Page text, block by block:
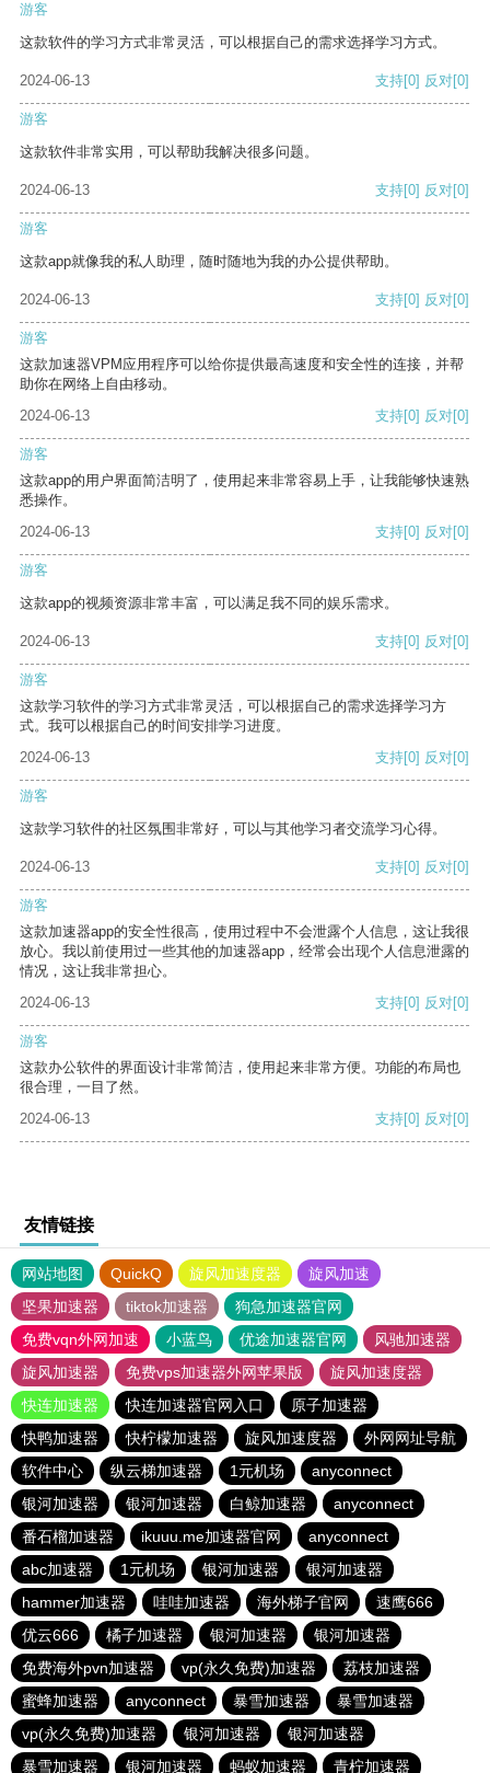
游客
这款软件的学习方式非常灵活，可以根据自己的需求选择学习方式。
2024-06-13 支持[0] 反对[0]
游客
这款软件非常实用，可以帮助我解决很多问题。
2024-06-13 支持[0] 反对[0]
游客
这款app就像我的私人助理，随时随地为我的办公提供帮助。
2024-06-13 支持[0] 反对[0]
游客
这款加速器VPM应用程序可以给你提供最高速度和安全性的连接，并帮
助你在网络上自由移动。
2024-06-13
支持[0] 反对[0]
游客
这款app的用户界面简洁明了，使用起来非常容易上手，让我能够快速熟
悉操作。
2024-06-13
支持[0] 反对[0]
游客
这款app的视频资源非常丰富，可以满足我不同的娱乐需求。
2024-06-13 支持[0] 反对[0]
游客
这款学习软件的学习方式非常灵活，可以根据自己的需求选择学习方
式。我可以根据自己的时间安排学习进度。
2024-06-13
支持[0] 反对[0]
游客
这款学习软件的社区氛围非常好，可以与其他学习者交流学习心得。
2024-06-13 支持[0] 反对[0]
游客
这款加速器app的安全性很高，使用过程中不会泄露个人信息，这让我很
放心。我以前使用过一些其他的加速器app，经常会出现个人信息泄露的
情况，这让我非常担心。
2024-06-13
支持[0] 反对[0]
游客
这款办公软件的界面设计非常简洁，使用起来非常方便。功能的布局也
很合理，一目了然。
2024-06-13
支持[0] 反对[0]
友情链接
网站地图 QuickQ 旋风加速度器
旋风加速
坚果加速器
tiktok加速器
狗急加速器官网
免费vqn外网加速
小蓝鸟 优途加速器官网
风驰加速器
旋风加速器
免费vps加速器外网苹果版
旋风加速度器
快连加速器
快连加速器官网入口
原子加速器
快鸭加速器
快柠檬加速器 旋风加速度器
外网网址导航
软件中心
纵云梯加速器 1元机场
anyconnect
银河加速器
银河加速器 白鲸加速器
anyconnect
番石榴加速器
ikuuu.me加速器官网
anyconnect
abc加速器
1元机场 银河加速器
银河加速器
hammer加速器
哇哇加速器 海外梯子官网
速鹰666
优云666
橘子加速器 银河加速器
银河加速器
免费海外pvn加速器
vp(永久免费)加速器
荔枝加速器
蜜蜂加速器
anyconnect 暴雪加速器
暴雪加速器
vp(永久免费)加速器
银河加速器
银河加速器
暴雪加速器
银河加速器 蚂蚁加速器 青柠加速器